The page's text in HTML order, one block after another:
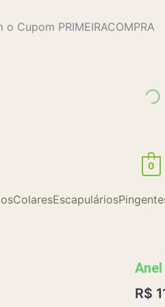
Cupom PRIMEIRACOMPRA
0
ColaresEscapulários
R$